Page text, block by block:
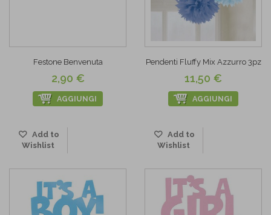
Festone Benvenuta
2,90 €
AGGIUNGI
Add to
Wishlist
Pendenti Fluffy Mix Azzurro 3pz
11,50 €
AGGIUNGI
Add to
Wishlist